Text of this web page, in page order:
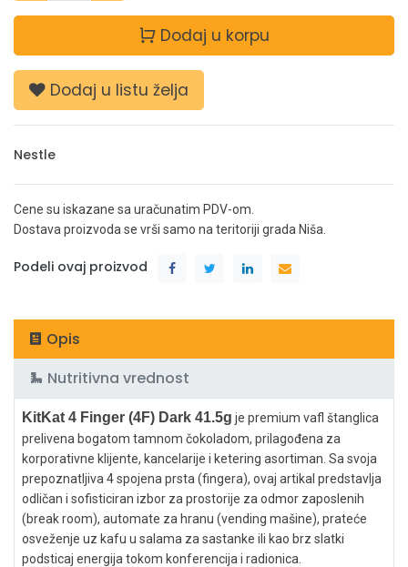
Dodaj u korpu
Dodaj u listu želja
Nestle
Cene su iskazane sa uračunatim PDV-om.
Dostava proizvoda se vrši samo na teritoriji grada Niša.
Podeli ovaj proizvod
Opis
Nutritivna vrednost
KitKat 4 Finger (4F) Dark 41.5g je premium vafl štanglica
prelivena bogatom tamnom čokoladom, prilagođena za
korporativne klijente, kancelarije i ketering asortiman. Sa svoja
prepoznatljiva 4 spojena prsta (fingera), ovaj artikal predstavlja
odličan i sofisticiran izbor za prostorije za odmor zaposlenih
(break room), automate za hranu (vending mašine), prateće
osveženje uz kafu u salama za sastanke ili kao brz slatki
podsticaj energija tokom konferencija i radionica.